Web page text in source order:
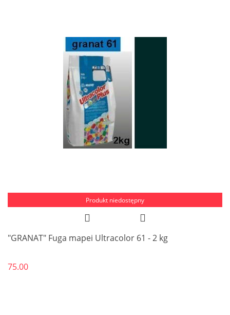
Produkt niedostępny
"GRANAT" Fuga mapei Ultracolor 61 - 2 kg
75.00